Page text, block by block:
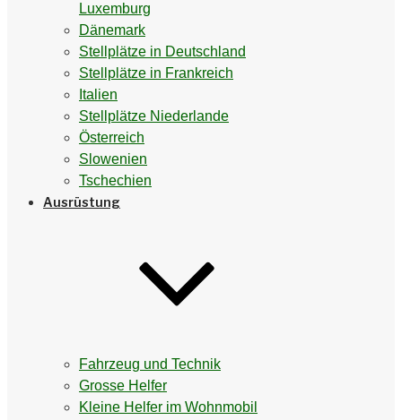
Luxemburg
Dänemark
Stellplätze in Deutschland
Stellplätze in Frankreich
Italien
Stellplätze Niederlande
Österreich
Slowenien
Tschechien
Ausrüstung
Fahrzeug und Technik
Grosse Helfer
Kleine Helfer im Wohnmobil